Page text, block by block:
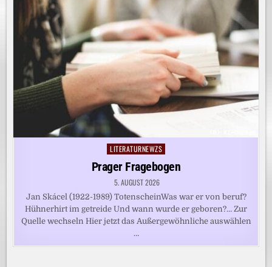
Posted
LITERATURNEWZS
Prager Fragebogen
5. AUGUST 2026
Jan Skácel (1922-1989) TotenscheinWas war er von beruf?
Hühnerhirt im getreide Und wann wurde er geboren?… Zur
Quelle wechseln Hier jetzt das Außergewöhnliche auswählen
…